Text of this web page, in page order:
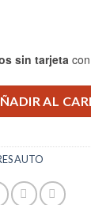
sin tarjeta
3.1AAL
AUTO